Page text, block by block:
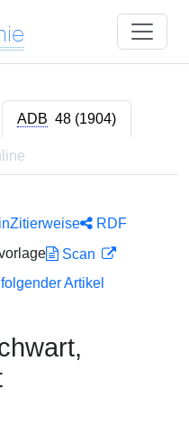
ADB 48 (1904)
Zitierweise
RDF
Scan
folgender Artikel